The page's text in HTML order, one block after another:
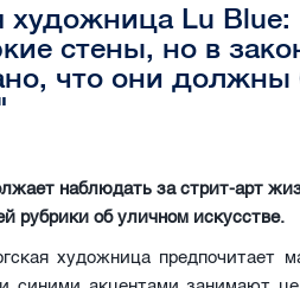
художница Lu
стены, но в
что они должны
наблюдать за стрит-арт
рубрики об уличном искусстве.
художница